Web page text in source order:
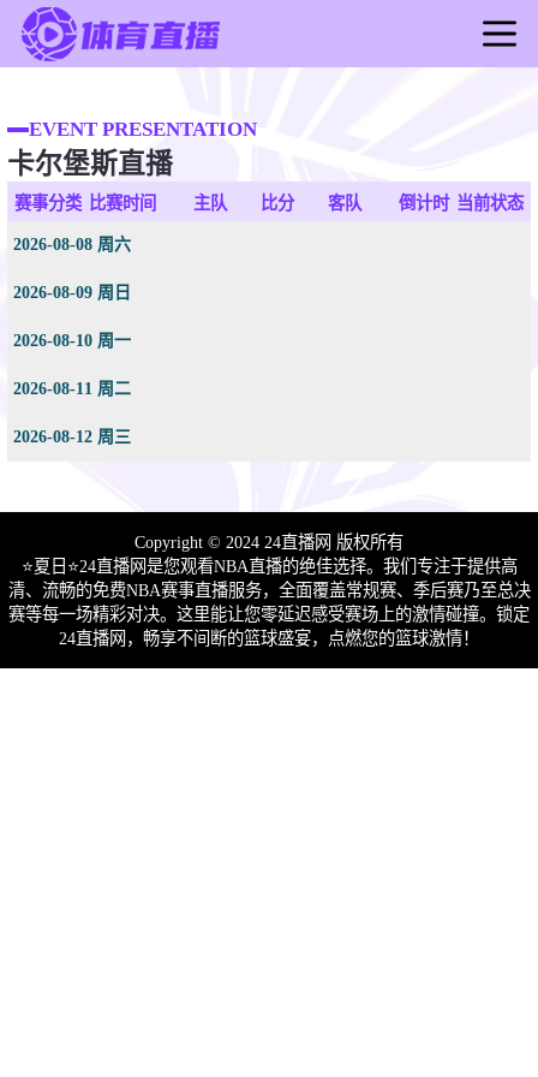
足球直播
篮球直播
足球录像
篮球新闻
EVENT PRESENTATION
卡尔堡斯直播
赛事分类 比赛时间 主队 比分 客队 倒计时 当前状态
2026-08-08 周六
2026-08-09 周日
2026-08-10 周一
2026-08-11 周二
2026-08-12 周三
Copyright © 2024 24直播网 版权所有
⭐️夏日⭐24直播网是您观看NBA直播的绝佳选择。我们专注于提供高
清、流畅的免费NBA赛事直播服务，全面覆盖常规赛、季后赛乃至总决
赛等每一场精彩对决。这里能让您零延迟感受赛场上的激情碰撞。锁定
24直播网，畅享不间断的篮球盛宴，点燃您的篮球激情！